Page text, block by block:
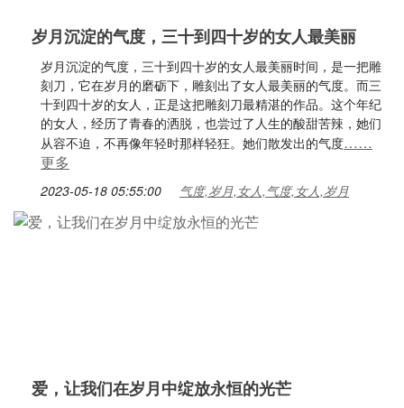
岁月沉淀的气度，三十到四十岁的女人最美丽
岁月沉淀的气度，三十到四十岁的女人最美丽时间，是一把雕
刻刀，它在岁月的磨砺下，雕刻出了女人最美丽的气度。而三
十到四十岁的女人，正是这把雕刻刀最精湛的作品。这个年纪
的女人，经历了青春的洒脱，也尝过了人生的酸甜苦辣，她们
从容不迫，不再像年轻时那样轻狂。她们散发出的气度……
更多
2023-05-18 05:55:00 气度,岁月,女人,气度,女人,岁月
爱，让我们在岁月中绽放永恒的光芒